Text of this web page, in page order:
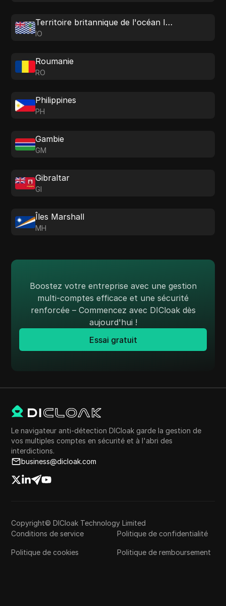
Territoire britannique de l'océan Indien
IO
Roumanie
RO
Philippines
PH
Gambie
GM
Gibraltar
GI
Îles Marshall
MH
Boostez votre entreprise avec une gestion
multi-comptes efficace et une sécurité
renforcée – Commencez avec DICloak dès
aujourd'hui !
Essai gratuit
Le navigateur anti-détection DICloak garde la gestion de
vos multiples comptes en sécurité et à l'abri des
interdictions.
business@dicloak.com
Copyright© DICloak Technology Limited
Conditions de service
Politique de confidentialité
Politique de cookies Politique de remboursement